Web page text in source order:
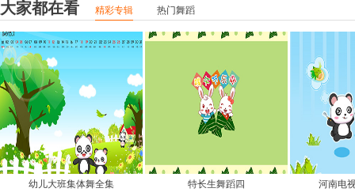
大家都在看 精彩专辑 热门舞蹈
幼儿大班集体舞全集 特长生舞蹈四 河南电